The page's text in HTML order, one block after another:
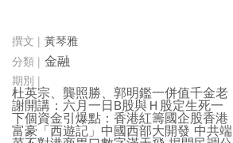
黃琴雅
金融
杜英宗、龔照勝、郭明鑑一併值千金老
謝開講：六月一日B股與Ｈ股定生死一
下個資金引爆點：香港紅籌國企股香港
富豪「西遊記」中國西部大開發 中共端